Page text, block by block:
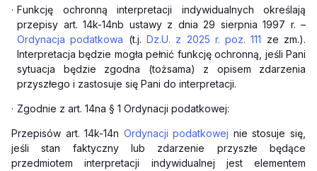
· Funkcję ochronną interpretacji indywidualnych określają
przepisy art. 14k-14nb ustawy z dnia 29 sierpnia 1997 r. –
Ordynacja podatkowa (t.j. Dz.U. z 2025 r. poz. 111 ze zm.).
Interpretacja będzie mogła pełnić funkcję ochronną, jeśli Pani
sytuacja będzie zgodna (tożsama) z opisem zdarzenia
przyszłego i zastosuje się Pani do interpretacji.
· Zgodnie z art. 14na § 1 Ordynacji podatkowej:
Przepisów art. 14k-14n Ordynacji podatkowej nie stosuje się,
jeśli stan faktyczny lub zdarzenie przyszłe będące
przedmiotem interpretacji indywidualnej jest elementem